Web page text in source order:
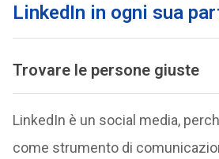
LinkedIn in ogni sua
Trovare le persone giuste
LinkedIn è un social media,
come strumento di